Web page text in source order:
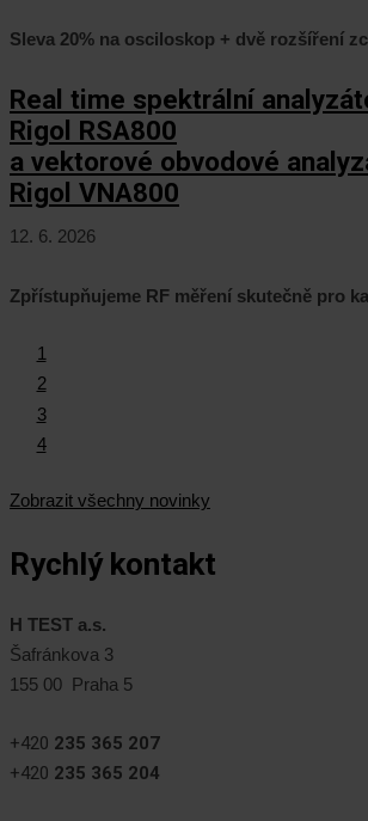
Sleva 20% na osciloskop + dvě rozšíření
Real time spektrální
Rigol RSA800
a vektorové obvodové
Rigol VNA800
12. 6. 2026
Zpřístupňujeme RF měření skutečně pro
1
2
3
4
Zobrazit všechny novinky
Rychlý kontakt
H TEST a.s.
Šafránkova 3
155 00 Praha 5
+420 235 365 207
+420 235 365 204